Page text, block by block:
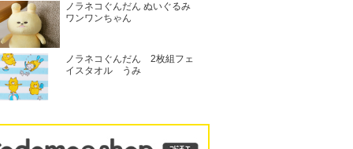
ノラネコぐんだん ぬいぐるみ
ワンワンちゃん
ノラネコぐんだん 2枚組フェ
イスタオル うみ